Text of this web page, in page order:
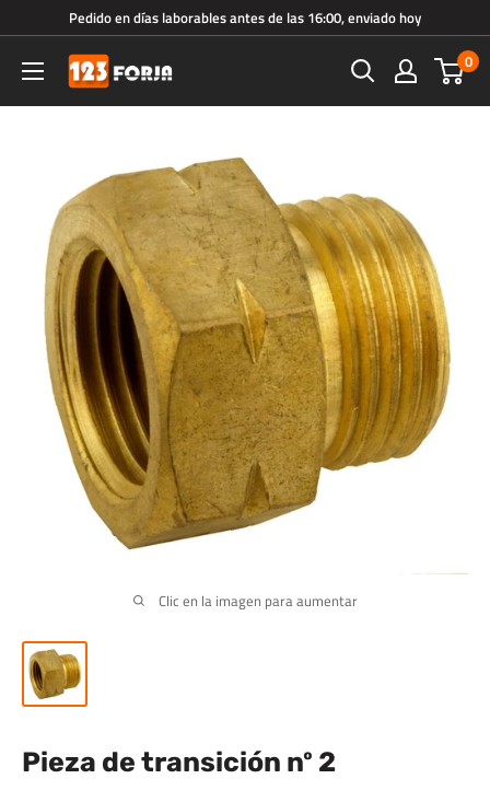
directamente
contenido
Pedido en días laborables antes de las 16:00, enviado hoy
123forja.es 0
Clic en la imagen para aumentar
Pieza de transición nº 2